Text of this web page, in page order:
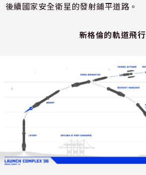
後續國家安全衛星的發射鋪平道路。
新格倫的軌道飛行